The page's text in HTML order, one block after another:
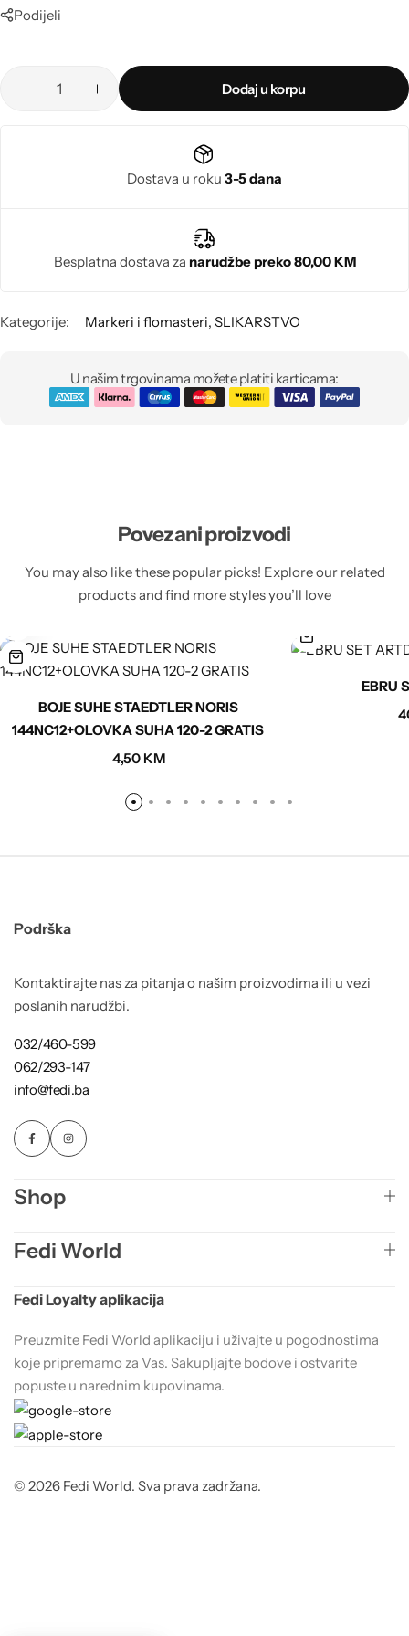
Podijeli
Dodaj u korpu
Dostava u roku 3-5 dana
Besplatna dostava za narudžbe preko 80,00 KM
Kategorije: Markeri i flomasteri, SLIKARSTVO
U našim trgovinama možete platiti karticama:
Povezani proizvodi
You may also like these popular picks! Explore our related
products and find more styles you’ll love
BOJE SUHE STAEDTLER NORIS
144NC12+OLOVKA SUHA 120-2 GRATIS
4,50 KM
EBRU
Podrška
Kontaktirajte nas za pitanja o našim proizvodima ili u vezi
poslanih narudžbi.
032/460-599
062/293-147
info@fedi.ba
Shop
Fedi World
Fedi Loyalty aplikacija
Preuzmite Fedi World aplikaciju i uživajte u pogodnostima
koje pripremamo za Vas. Sakupljajte bodove i ostvarite
popuste u narednim kupovinama.
© 2026 Fedi World. Sva prava zadržana.
Poludragi kamen